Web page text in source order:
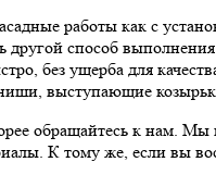
работы как с
способ
без ущерба для
выступающие
обращайтесь к нам.
К тому же, если вы